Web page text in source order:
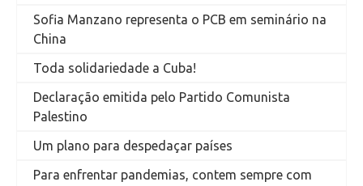
Sofia Manzano representa o PCB em seminário na
China
Toda solidariedade a Cuba!
Declaração emitida pelo Partido Comunista
Palestino
Um plano para despedaçar países
Para enfrentar pandemias, contem sempre com